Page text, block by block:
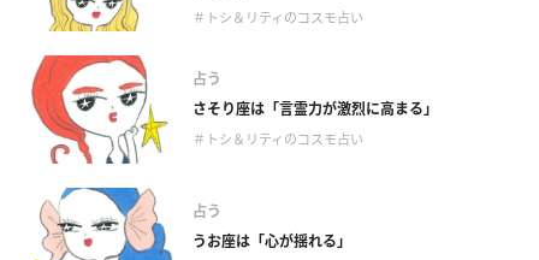
＃トシ＆リティのコスモ占い
占う
さそり座は「言霊力が激烈に高まる」
＃トシ＆リティのコスモ占い
占う
うお座は「心が揺れる」